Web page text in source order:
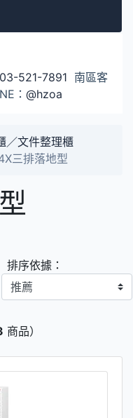
03-521-7891 南區客
： @hzoa
／文件整理櫃
三排落地型
排序依據：
商品）